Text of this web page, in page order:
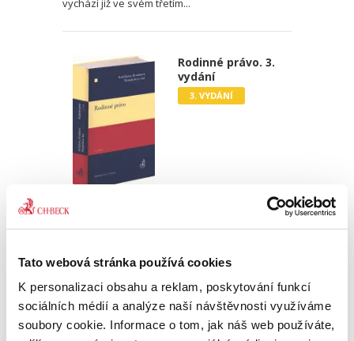
Tato webová stránka používá cookies
K personalizaci obsahu a reklam, poskytování funkcí
sociálních médií a analýze naší návštěvnosti využíváme
soubory cookie. Informace o tom, jak náš web používáte,
vychází již ve svém třetím...
Rodinné právo. 3.
vydání
3. VYDÁNÍ
Zdeňka Králíčková Lenka Westphalová ,a kol.
Třetí, podstatně přepracované a aktualizované
vydání učebnice rodinného práva, napsané
čtivě a srozumitelně, reaguje na poměrně
rozsáhlou novelu občanského zákoníku a
procesních předpisů ve věci...